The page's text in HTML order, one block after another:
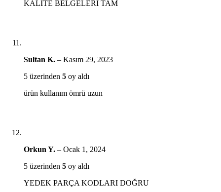
KALİTE BELGELERİ TAM
Sultan K. – Kasım 29, 2023
5 üzerinden 5 oy aldı
ürün kullanım ömrü uzun
Orkun Y. – Ocak 1, 2024
5 üzerinden 5 oy aldı
YEDEK PARÇA KODLARI DOĞRU